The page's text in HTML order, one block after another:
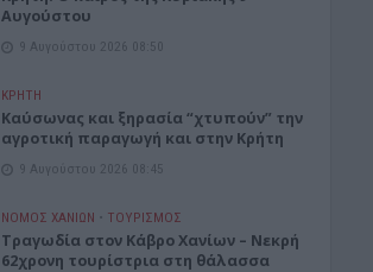
Αυγούστου
9 Αυγούστου 2026 08:50
ΚΡΗΤΗ
Καύσωνας και ξηρασία “χτυπούν” την
αγροτική παραγωγή και στην Κρήτη
9 Αυγούστου 2026 08:45
ΝΟΜΌΣ ΧΑΝΊΩΝ • ΤΟΥΡΙΣΜΟΣ
Τραγωδία στον Κάβρο Χανίων – Νεκρή
62χρονη τουρίστρια στη θάλασσα